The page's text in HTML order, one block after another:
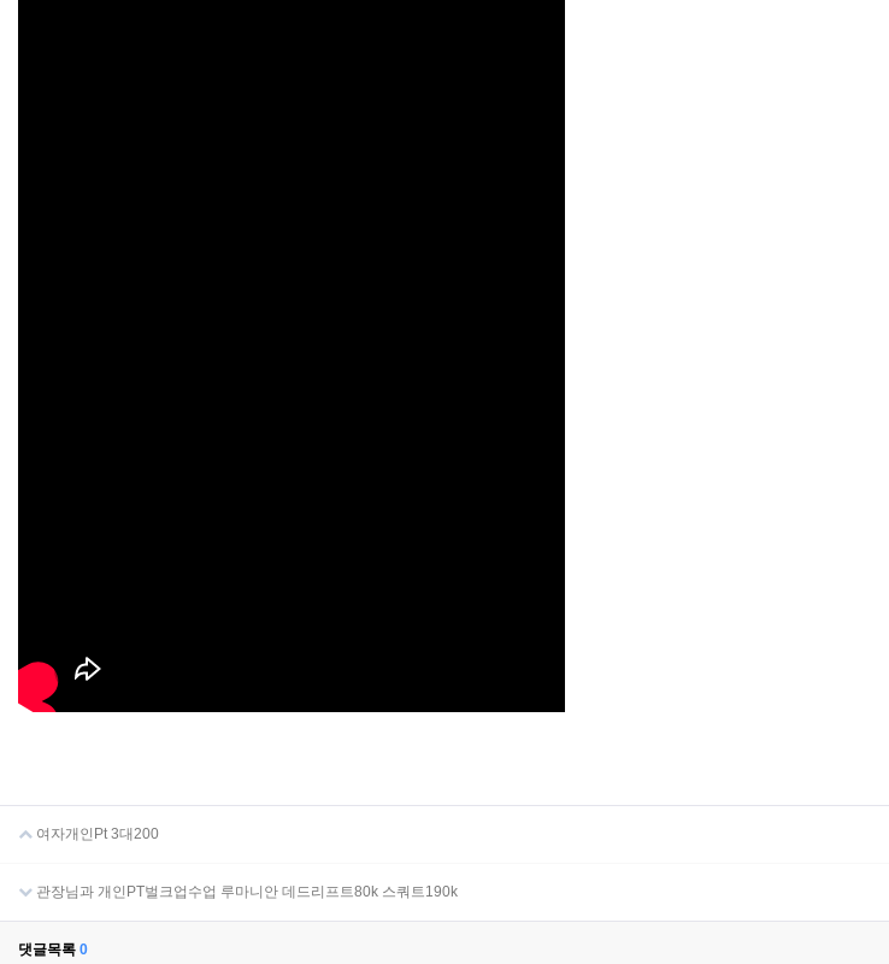
여자개인Pt 3대200
관장님과 개인PT벌크업수업 루마니안 데드리프트80k 스쿼트190k
댓글목록 0